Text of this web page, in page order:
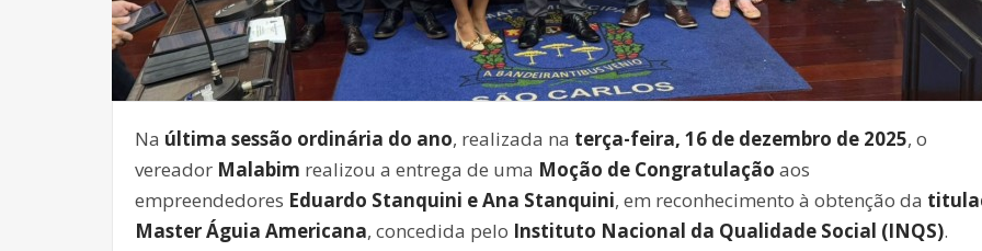
Na última sessão ordinária do ano, realizada na terça-feira, 16 de dezembro de 2025, o
vereador Malabim realizou a entrega de uma Moção de Congratulação aos
empreendedores Eduardo Stanquini e Ana Stanquini, em reconhecimento à obtenção da
Master Águia Americana, concedida pelo Instituto Nacional da Qualidade Social (INQS).